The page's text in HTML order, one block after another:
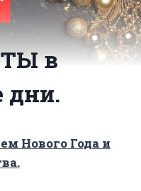
в
дни.
Нового Года и